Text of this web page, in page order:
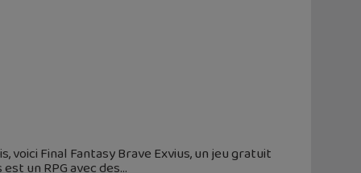
Final Fantasy Brave Exvius, un jeu gratuit
un RPG avec des